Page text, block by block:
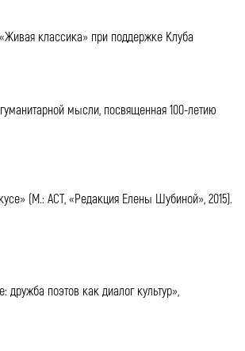
классика» при поддержке Клуба
мысли, посвященная 100-летию
(М.: АСТ, «Редакция Елены Шубиной», 2015).
поэтов как диалог культур»,